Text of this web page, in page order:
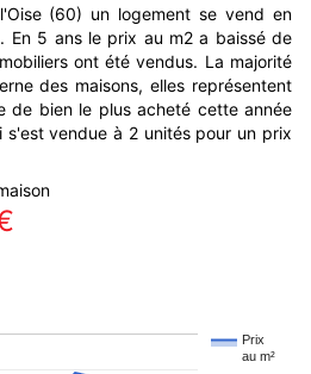
(60) un logement se vend en
En 5 ans le prix au m2 a baissé de
ont été vendus. La majorité
des maisons, elles représentent
de bien le plus acheté cette année
vendue à 2 unités pour un prix
Prix
au m²